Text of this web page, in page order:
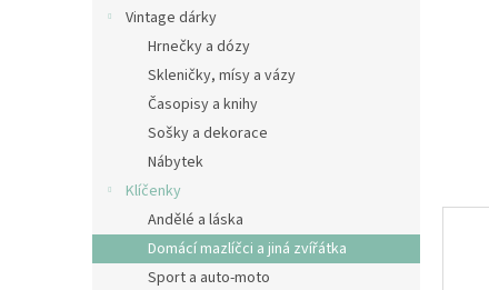
Vintage dárky
Hrnečky a dózy
Skleničky, mísy a vázy
Časopisy a knihy
Sošky a dekorace
Nábytek
Klíčenky
Andělé a láska
Domácí mazlíčci a jiná zvířátka
Sport a auto-moto